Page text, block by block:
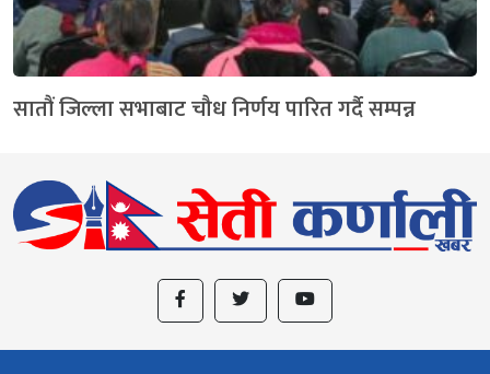
सातौं जिल्ला सभाबाट चौध निर्णय पारित गर्दै सम्पन्न